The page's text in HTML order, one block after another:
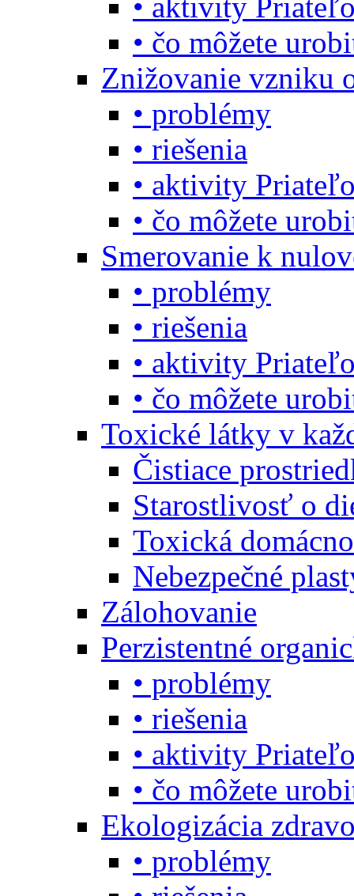
• čo môžete
Znižovanie vzniku
• problémy
• riešenia
• aktivity
• čo môžete
Smerovanie k
• problémy
• riešenia
• aktivity
• čo môžete
Toxické látky v
Čistiace
Starostlivosť o
Toxická
Nebezpečné
Zálohovanie
Perzistentné
• problémy
• riešenia
• aktivity
• čo môžete
Ekologizácia
• problémy